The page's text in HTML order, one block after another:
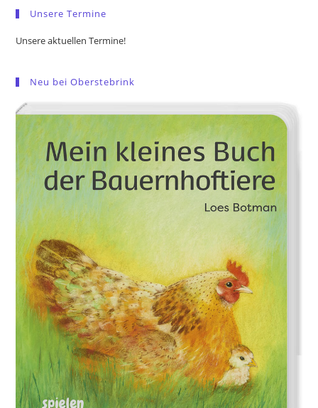
Unsere Termine
Unsere aktuellen Termine!
Neu bei Oberstebrink